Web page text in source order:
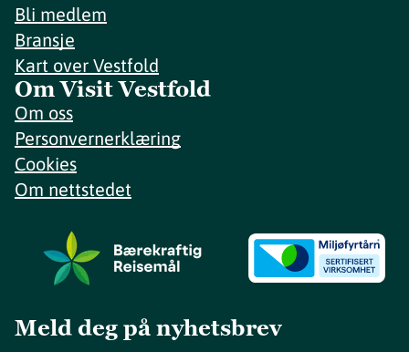
Bli medlem
Bransje
Kart over Vestfold
Om Visit Vestfold
Om oss
Personvernerklæring
Cookies
Om nettstedet
Meld deg på nyhetsbrev